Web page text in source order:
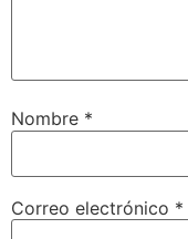
Nombre *
Correo electrónico *